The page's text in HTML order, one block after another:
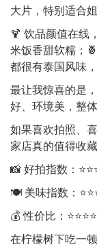
大片，特别适合
🍹 饮品颜值在线
米饭香甜软糯；
都很有泰国风味
最让我惊喜的是
好、环境美，整
如果喜欢拍照、
家店真的值得收
📸 好拍指数：
🍽️ 美味指数：
💰 性价比：
在柠檬树下吃一